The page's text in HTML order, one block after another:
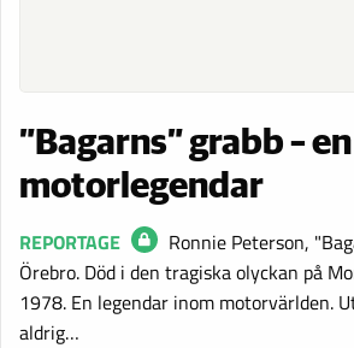
”Bagarns” grabb –
motorlegendar
REPORTAGE
Ronnie Peterson,
Örebro. Död i den tragiska olyckan på
1978. En legendar inom motorvärlden.
aldrig…